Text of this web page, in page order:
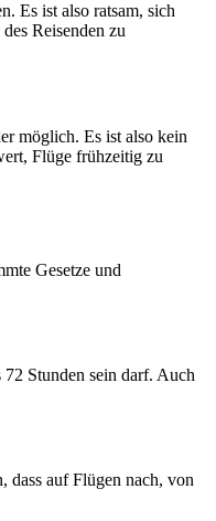
Es ist also ratsam, sich
Reisenden zu
möglich. Es ist also kein
Flüge frühzeitig zu
Gesetze und
Stunden sein darf. Auch
dass auf Flügen nach, von